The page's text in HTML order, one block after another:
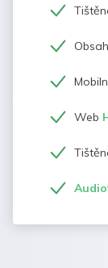
Web